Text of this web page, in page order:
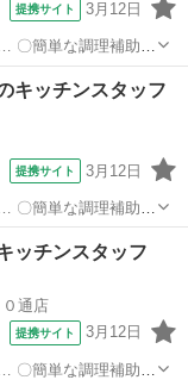
提携サイト 3月12日
〇簡単な調理補助
ートしますので安心
キッチンスタッフ
提携サイト 3月12日
〇簡単な調理補助
ートしますので安心
ッチンスタッフ
通店
提携サイト 3月12日
〇簡単な調理補助